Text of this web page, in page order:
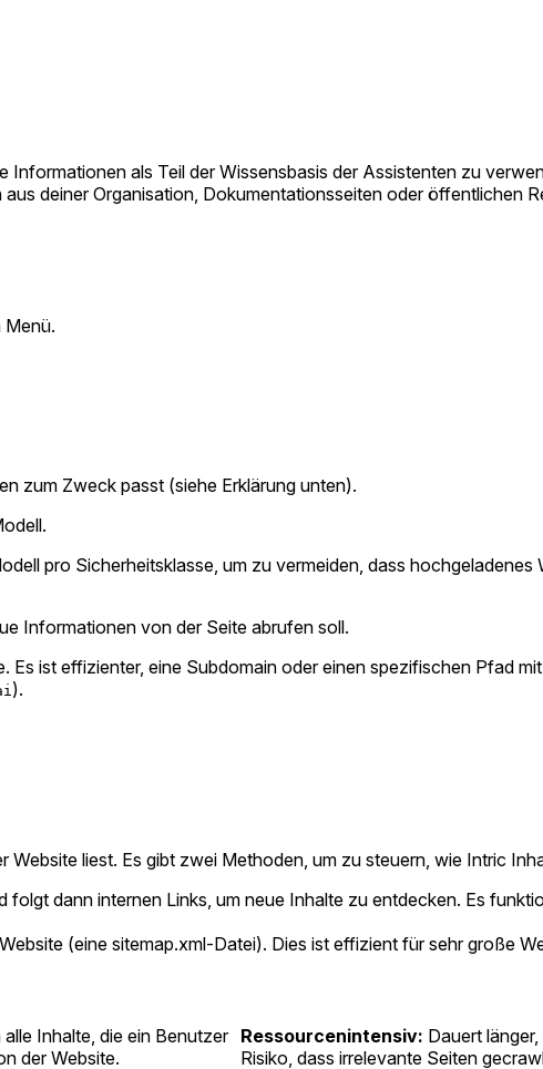
Informationen als Teil der Wissensbasis der Assistenten zu
deiner Organisation, Dokumentationsseiten oder öffentlichen
Menü.
zum Zweck passt (siehe Erklärung unten).
pro Sicherheitsklasse, um zu vermeiden, dass
Informationen von der Seite abrufen soll.
Es ist effizienter, eine Subdomain oder einen spezifischen Pfad
).
liest. Es gibt zwei Methoden, um zu steuern, wie Intric
folgt dann internen Links, um neue Inhalte zu entdecken. Es
(eine sitemap.xml-Datei). Dies ist effizient für sehr große
Inhalte, die ein Benutzer
der Website.
Ressourcenintensiv: Dauert
Risiko, dass irrelevante Seiten